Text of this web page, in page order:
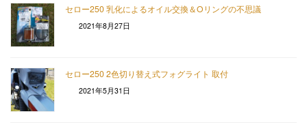
セロー250 乳化によるオイル交換＆Oリングの不思議
2021年8月27日
セロー250 2色切り替え式フォグライト 取付
2021年5月31日